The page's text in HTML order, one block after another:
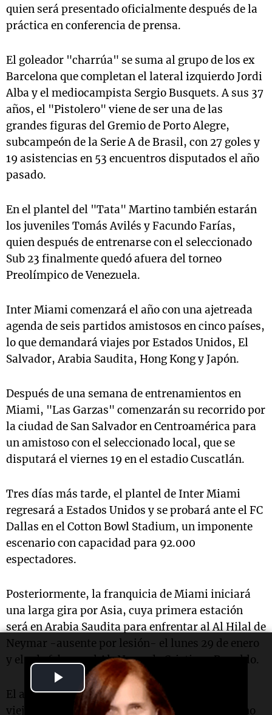
Play
Video
quien será presentado oficialmente después de la
práctica en conferencia de prensa.
El goleador "charrúa" se suma al grupo de los ex
Barcelona que completan el lateral izquierdo Jordi
Alba y el mediocampista Sergio Busquets. A sus 37
años, el "Pistolero" viene de ser una de las
grandes figuras del Gremio de Porto Alegre,
subcampeón de la Serie A de Brasil, con 27 goles y
19 asistencias en 53 encuentros disputados el año
pasado.
En el plantel del "Tata" Martino también estarán
los juveniles Tomás Avilés y Facundo Farías,
quien después de entrenarse con el seleccionado
Sub 23 finalmente quedó afuera del torneo
Preolímpico de Venezuela.
Inter Miami comenzará el año con una ajetreada
agenda de seis partidos amistosos en cinco países,
lo que demandará viajes por Estados Unidos, El
Salvador, Arabia Saudita, Hong Kong y Japón.
Después de una semana de entrenamientos en
Miami, "Las Garzas" comenzarán su recorrido por
la ciudad de San Salvador en Centroamérica para
un amistoso con el seleccionado local, que se
disputará el viernes 19 en el estadio Cuscatlán.
Tres días más tarde, el plantel de Inter Miami
regresará a Estados Unidos y se probará ante el FC
Dallas en el Cotton Bowl Stadium, un imponente
escenario con capacidad para 92.000
espectadores.
Posteriormente, la franquicia de Miami iniciará
una larga gira por Asia, cuya primera estación
será en Arabia Saudita para enfrentar al Al Hilal de
Neymar -ausente por lesión- el lunes 29 de enero
y el 1 de febrero al Al-Nasrr de Cristiano Ronaldo.
El astro argentino y el portugués reeditarán los
viejos cruces en el clásico del fútbol español, uno